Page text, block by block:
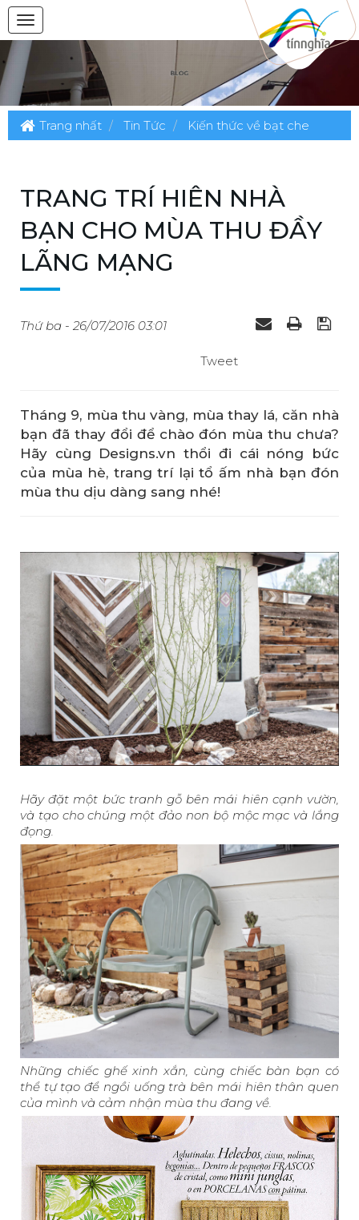
Trang nhất Tin Tức Kiến thức về bạt che
TRANG TRÍ HIÊN NHÀ
BẠN CHO MÙA THU ĐẦY
LÃNG MẠNG
Thứ ba - 26/07/2016 03:01
Tweet
Tháng 9, mùa thu vàng, mùa thay lá, căn nhà
bạn đã thay đổi để chào đón mùa thu chưa?
Hãy cùng Designs.vn thổi đi cái nóng bức
của mùa hè, trang trí lại tổ ấm nhà bạn đón
mùa thu dịu dàng sang nhé!
Hãy đặt một bức tranh gỗ bên mái hiên cạnh vườn,
và tạo cho chúng một đảo non bộ mộc mạc và lắng
đọng.
Những chiếc ghế xinh xắn, cùng chiếc bàn bạn có
thể tự tạo để ngồi uống trà bên mái hiên thân quen
của mình và cảm nhận mùa thu đang về.